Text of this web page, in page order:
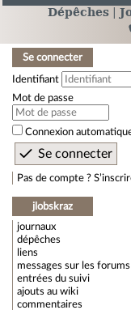
Dépêches
Se connecter
Identifiant
Mot de passe
Connexion
Pas de compte ?
jlobskraz
journaux
dépêches
liens
messages sur les forums
entrées du suivi
ajouts au wiki
commentaires